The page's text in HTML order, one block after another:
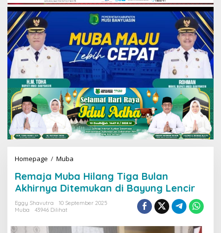
Homepage / Muba
m
a
a
Remaja Muba Hilang Tiga Bulan
Akhirnya Ditemukan di Bayung Lencir
Eggy Shavutra
10 September 2025
Muba
43946 Dilihat